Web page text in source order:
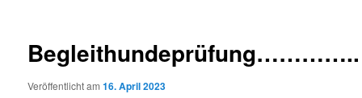
Begleithundeprüfung…………..
Veröffentlicht am16. April 2023